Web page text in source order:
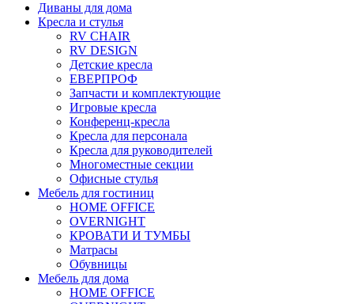
Диваны для дома
Кресла и стулья
RV CHAIR
RV DESIGN
Детские кресла
ЕВЕРПРОФ
Запчасти и комплектующие
Игровые кресла
Конференц-кресла
Кресла для персонала
Кресла для руководителей
Многоместные секции
Офисные стулья
Мебель для гостиниц
HOME OFFICE
OVERNIGHT
КРОВАТИ И ТУМБЫ
Матрасы
Обувницы
Мебель для дома
HOME OFFICE